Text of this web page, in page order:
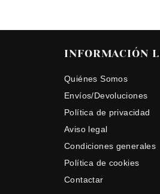
INFORMACIÓN
Quiénes Somos
Envíos/Devoluciones
Política de privacidad
Aviso legal
Condiciones generales
Política de cookies
Contactar